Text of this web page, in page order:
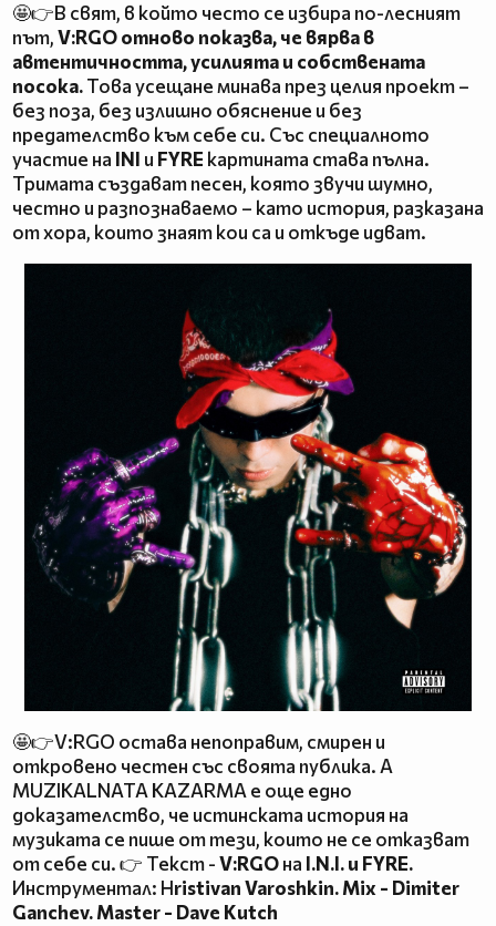
🤩👉В свят, в който често се избира по-лесният
път,V:RGO отново показва, че вярва в
автентичността, усилията и собствената
посока.Това усещане минава през целия проект –
без поза, без излишно обяснение и без
предателство към себе си. Със специалното
участие на INI и FYRE картината става пълна.
Тримата създават песен, която звучи шумно,
честно и разпознаваемо – като история, разказана
от хора, които знаят кои са и откъде идват.
🤩👉V:RGO остава непоправим, смирен и
откровено честен със своята публика. А
MUZIKALNATA KAZARMA е още едно
доказателство, че истинската история на
музиката се пише от тези, които не се отказват
от себе си. 👉 Текст -V:RGOна I.N.I. и FYRE.
Инструментал: Hristivan Varoshkin. Mix - Dimiter
Ganchev. Master - Dave Kutch